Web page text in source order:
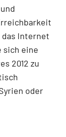
Internet
sich eine
2012 zu
oder